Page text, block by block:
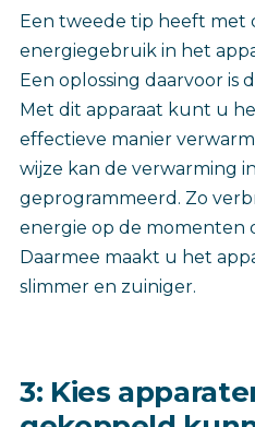
Een tweede tip heeft met
energiegebruik in het
Een oplossing daarvoor is
Met dit apparaat kunt u
effectieve manier
wijze kan de verwarming
geprogrammeerd. Zo
energie op de momenten
Daarmee maakt u het
slimmer en zuiniger.
3: Kies